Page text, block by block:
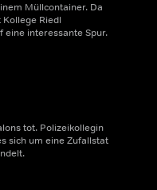
Müllcontainer. Da
Riedl
eine interessante Spur.
tot. Polizeikollegin
sich um eine Zufallstat